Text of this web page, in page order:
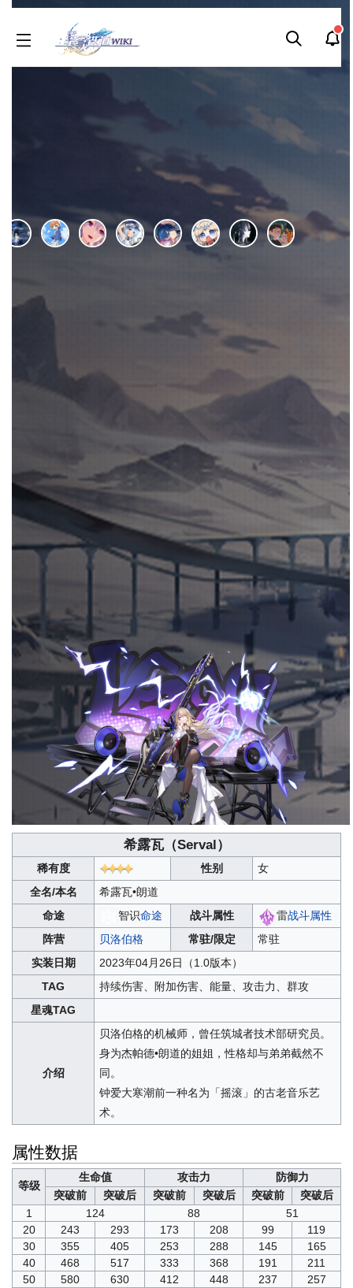
于2021年10月05日申请开通。
• 交流群：1017604603
刷 历
2025-06-04更新
跳
到
跳
到
页面贡献者 :
如果是第一次来，按"Ctrl+D"可以收藏随时查看更新~觉得WIKI
好玩的话，请推荐给朋友哦～(◕ω＜)☆
按右上角“WIKI功能→编辑”即可修改页面内容。
贺图视频
「摇滚明星，怎么能连这点自信都没有
呢？」
站立动作
希露瓦（Serval ）
稀有度 性别
女
全名/本名
希露瓦•朗道
命途
智识命途 战斗属性 雷战斗属性
阵营
贝洛伯格 常驻/限定
常驻
实装日期
2023年04月26日（1.0版本）
TAG
持续伤害、附加伤害、能量、攻击力、群攻
星魂TAG
介绍
贝洛伯格的机械师，曾任筑城者技术部研究员。
身为杰帕德•朗道的姐姐，性格却与弟弟截然不
同。
钟爱大寒潮前一种名为「摇滚」的古老音乐艺
术。
属性数据
等级
生命值 攻击力
防御力
突破前
突破后 突破前 突破后 突破前
突破后
1
124 88
51
20
243 293 173 208 99
119
30
355 405 253 288 145
165
40
468 517 333 368 191
211
50
580 630 412 448 237
257